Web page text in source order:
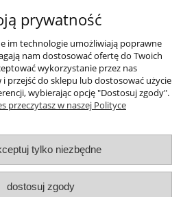
PRODUCENCI
kategorie
-aleja 29 Listopada 165-
- NIP 9452184931
59-sklep@divefactory24.pl
prywatność
im technologie umożliwiają poprawne
nam dostosować ofertę do Twoich
wykorzystanie przez nas
przejść do sklepu lub dostosować użycie
wybierając opcję "Dostosuj zgody".
przeczytasz w naszej Polityce
tylko niezbędne
dostosuj zgody